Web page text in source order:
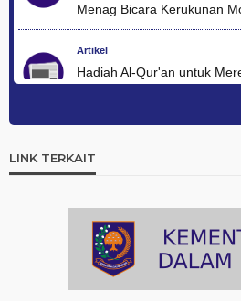
Menag Bicara Kerukunan
Artikel
Hadiah Al-Qur'an untuk
Ini Teks Lengkap Doa
Protestan di Monas
Artikel
Paduan Suara yang
Indonesia
LINK TERKAIT